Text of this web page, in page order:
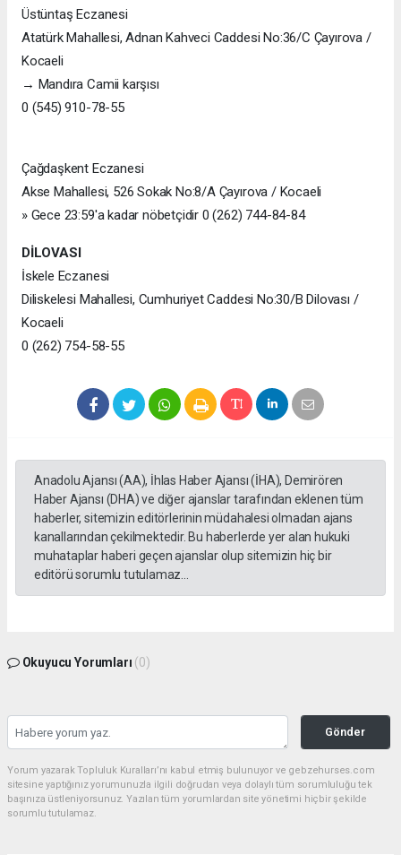
Üstüntaş Eczanesi
Atatürk Mahallesi, Adnan Kahveci Caddesi No:36/C Çayırova /
Kocaeli
→ Mandıra Camii karşısı
0 (545) 910-78-55
Çağdaşkent Eczanesi
Akse Mahallesi, 526 Sokak No:8/A Çayırova / Kocaeli
» Gece 23:59'a kadar nöbetçidir 0 (262) 744-84-84
DİLOVASI
İskele Eczanesi
Diliskelesi Mahallesi, Cumhuriyet Caddesi No:30/B Dilovası /
Kocaeli
0 (262) 754-58-55
Anadolu Ajansı (AA), İhlas Haber Ajansı (İHA), Demirören
Haber Ajansı (DHA) ve diğer ajanslar tarafından eklenen tüm
haberler, sitemizin editörlerinin müdahalesi olmadan ajans
kanallarından çekilmektedir. Bu haberlerde yer alan hukuki
muhataplar haberi geçen ajanslar olup sitemizin hiç bir
editörü sorumlu tutulamaz...
Okuyucu Yorumları (0)
Gönder
Yorum yazarak Topluluk Kuralları’nı kabul etmiş bulunuyor ve gebzehurses.com
sitesine yaptığınız yorumunuzla ilgili doğrudan veya dolaylı tüm sorumluluğu tek
başınıza üstleniyorsunuz. Yazılan tüm yorumlardan site yönetimi hiçbir şekilde
sorumlu tutulamaz.